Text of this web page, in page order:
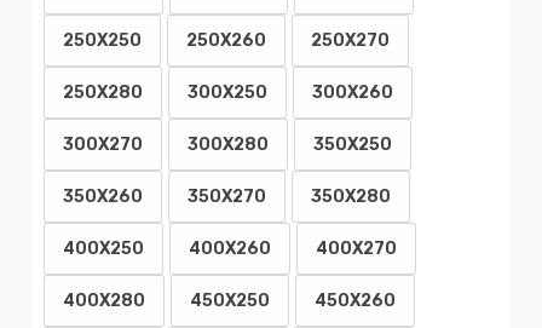
250X250 250X260 250X270
250X280 300X250 300X260
300X270 300X280 350X250
350X260 350X270 350X280
400X250 400X260 400X270
400X280 450X250 450X260